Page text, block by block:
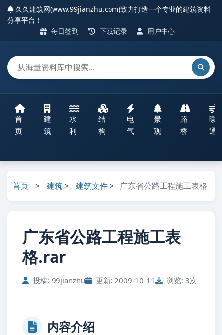
久久建筑网(www.99jianzhu.com)致力打造一个专业的建筑资料
分享平台！
每日签到
下载记录 用户中心
首
页
建
筑
水
利
结
构
电
气
景
观
路
桥
暖
通
首页 > 建筑> 建筑文件> 广东省公路工程施工表格
广东省公路工程施工表
格.rar
投稿: 99jianzhu 更新: 2009-10-11 浏览: 3次
内容介绍